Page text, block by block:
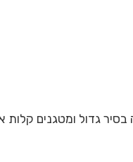
גדול ומטגנים קלות